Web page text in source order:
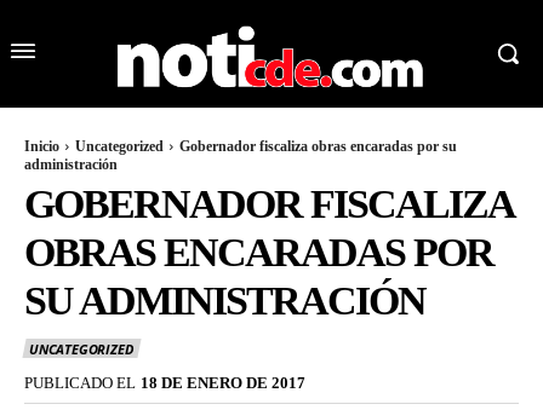
Inicio Uncategorized
Gobernador fiscaliza obras encaradas por su
administración
GOBERNADOR FISCALIZA
OBRAS ENCARADAS POR
SU ADMINISTRACIÓN
UNCATEGORIZED
PUBLICADO EL 18 DE ENERO DE 2017